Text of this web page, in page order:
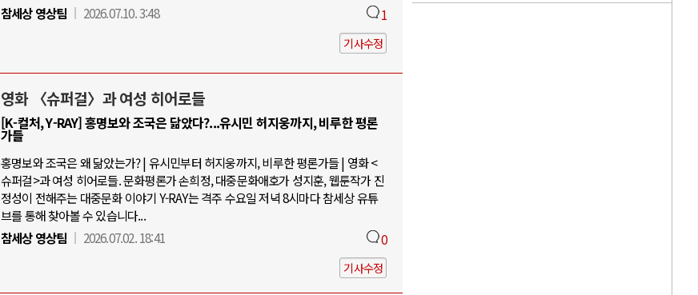
참세상 영상팀
2026.07.10. 3:48 1
기사수정
영화 〈슈퍼걸〉과 여성 히어로들
[K-컬처, Y-RAY] 홍명보와 조국은 닮았다?...유시민 허지웅까지, 비루한 평론
가들
홍명보와 조국은 왜 닮았는가? | 유시민부터 허지웅까지, 비루한 평론가들 | 영화 <
슈퍼걸>과 여성 히어로들. 문화평론가 손희정, 대중문화애호가 성지훈, 웹툰작가 진
정성이 전해주는 대중문화 이야기 Y-RAY는 격주 수요일 저녁 8시마다 참세상 유튜
브를 통해 찾아볼 수 있습니다...
참세상 영상팀
2026.07.02. 18:41 0
기사수정